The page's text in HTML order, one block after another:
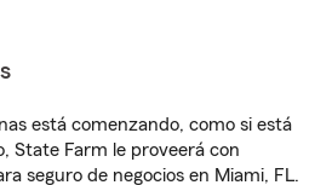
está comenzando, como si está
State Farm le proveerá con
seguro de negocios en Miami, FL.